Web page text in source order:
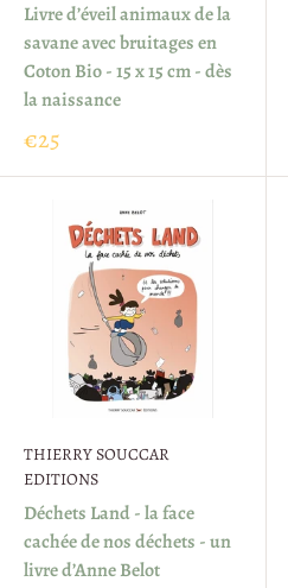
Livre d’éveil animaux de la
savane avec bruitages en
Coton Bio - 15 x 15 cm - dès
la naissance
€25
THIERRY SOUCCAR
EDITIONS
Déchets Land - la face
cachée de nos déchets - un
livre d’Anne Belot